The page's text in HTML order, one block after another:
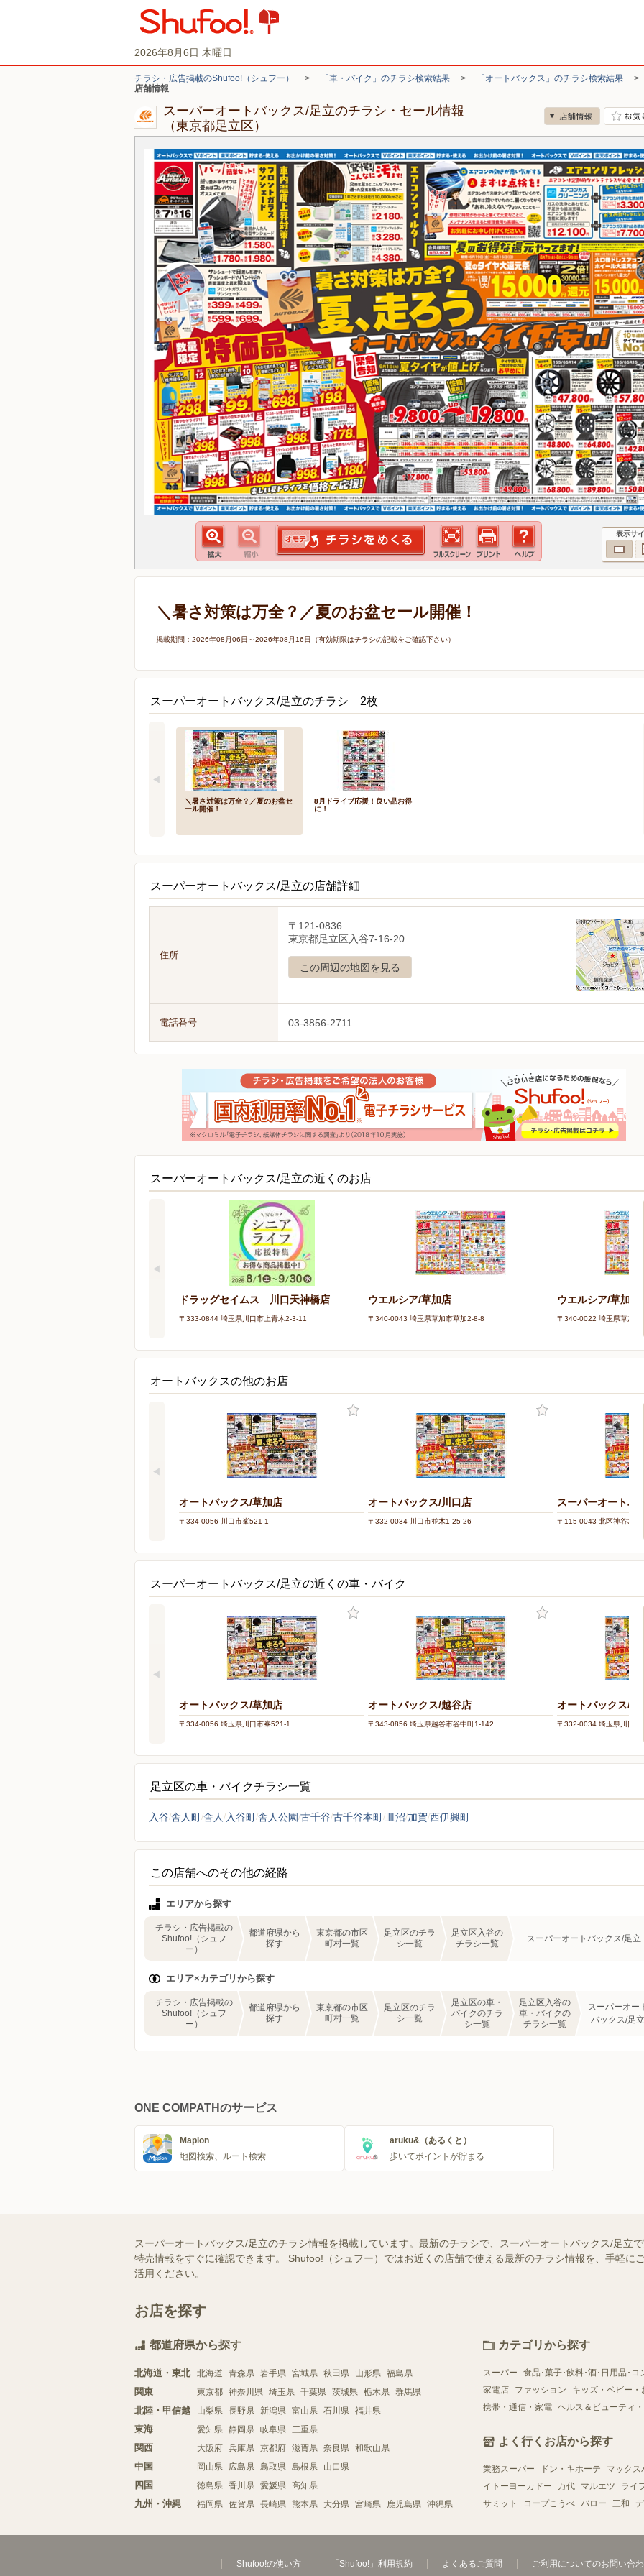
2026年8月6日 木曜日
チラシ・広告掲載のShufoo!（シュフー） > 「車・バイク」のチラシ検索結果 > 「オートバックス」のチラシ検索結果 >
店舗情報
スーパーオートバックス/足立のチラシ・セール情報
（東京都足立区）
表示サ
＼暑さ対策は万全？／夏のお盆セール開催！
掲載期間：2026年08月06日～2026年08月16日（有効期限はチラシの記載をご確認下さい）
スーパーオートバックス/足立のチラシ 2枚
＼暑さ対策は万全？／夏のお盆セ
ール開催！
8月ドライブ応援！良い品お得
に！
スーパーオートバックス/足立の店舗詳細
住所
〒121-0836
東京都足立区入谷7-16-20
この周辺の地図を見る
電話番号 03-3856-2711
スーパーオートバックス/足立の近くのお店
ドラッグセイムス 川口天神橋店
〒333-0844 埼玉県川口市上青木2-3-11
ウエルシア/草加店
〒340-0043 埼玉県草加市草加2-8-8
ウエルシア/草加瀬
〒340-0022 埼玉県草加市
オートバックスの他のお店
オートバックス/草加店
〒334-0056 川口市峯521-1
オートバックス/川口店
〒332-0034 川口市並木1-25-26
スーパーオートバ
〒115-0043 北区神谷3-58-
スーパーオートバックス/足立の近くの車・バイク
オートバックス/草加店
〒334-0056 埼玉県川口市峯521-1
オートバックス/越谷店
〒343-0856 埼玉県越谷市谷中町1-142
オートバックス/川
〒332-0034 埼玉県川口市
足立区の車・バイクチラシ一覧
入谷 舎人町舎人 入谷町舎人公園 古千谷 古千谷本町 皿沼 加賀 西伊興町
この店舗へのその他の経路
エリアから探す
チラシ・広告掲載の
Shufoo!（シュフ
ー）
都道府県から
探す
東京都の市区
町村一覧
足立区のチラ
シ一覧
足立区入谷の
チラシ一覧
スーパーオートバックス/足立
エリア×カテゴリから探す
チラシ・広告掲載の
Shufoo!（シュフ
ー）
都道府県から
探す
東京都の市区
町村一覧
足立区のチラ
シ一覧
足立区の車・
バイクのチラ
シ一覧
足立区入谷の
車・バイクの
チラシ一覧
スーパーオー
バックス/足立
ONE COMPATHのサービス
Mapion
地図検索、ルート検索
aruku&（あるくと）
歩いてポイントが貯まる
スーパーオートバックス/足立のチラシ情報を掲載しています。最新のチラシで、スーパーオートバックス/足立
特売情報をすぐに確認できます。 Shufoo!（シュフー）ではお近くの店舗で使える最新のチラシ情報を、手軽に
活用ください。
お店を探す
都道府県から探す
北海道・東北 北海道 青森県 岩手県 宮城県 秋田県 山形県 福島県
関東 東京都 神奈川県 埼玉県 千葉県 茨城県 栃木県 群馬県
北陸・甲信越 山梨県 長野県 新潟県 富山県 石川県 福井県
東海 愛知県 静岡県 岐阜県 三重県
関西 大阪府 兵庫県 京都府 滋賀県 奈良県 和歌山県
中国 岡山県 広島県 鳥取県 島根県 山口県
四国 徳島県 香川県 愛媛県 高知県
九州・沖縄 福岡県 佐賀県 長崎県 熊本県 大分県 宮崎県 鹿児島県 沖縄県
カテゴリから探す
スーパー 食品･菓子･飲料･酒･日用品･コ
家電店
ファッション キッズ・ベビー・
携帯・通信・家電 ヘルス＆ビューティ
よく行くお店から探す
業務スーパー ドン・キホーテ マックス
イトーヨーカドー
万代 マルエツ ライ
サミット
コープこうべ バロー 三和
Shufoo!の使い方 「Shufoo!」利用規約 よくあるご質問 ご利用についてのお問い合